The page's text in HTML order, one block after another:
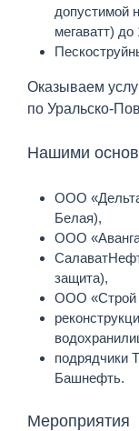
допустимой
мегаватт) до
Оказываем
по Уральско-
Нашими
ООО
Белая),
ООО
защита),
ООО «Строй
подрядчики
Башнефть.
Мероприятия